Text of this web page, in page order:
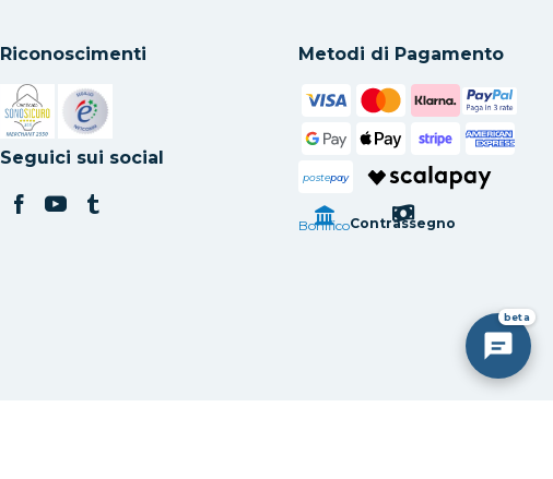
Riconoscimenti
Si apre in una nuova scheda
Si apre in una nuova scheda
Seguici sui social
Metodi di Pagamento
postepay
BonificoContrassegno
beta